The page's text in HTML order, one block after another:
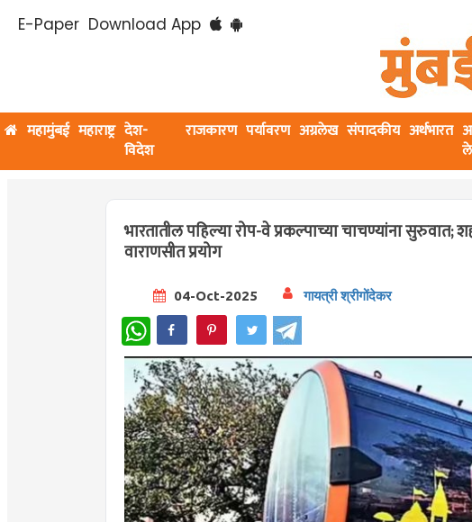
E-Paper Download App
महामुंबई महाराष्ट्र देश-
विदेश
राजकारण पर्यावरण अग्रलेख संपादकीय अर्थभारत
भारतातील पहिल्या रोप-वे प्रकल्पाच्या चाचण्यांना सुरुवात;
वाराणसीत प्रयोग
04-Oct-2025 गायत्री श्रीगोंदेकर
WhatsApp